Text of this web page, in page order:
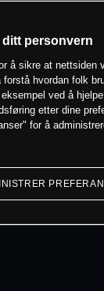
personvern
å sikre at nettsiden
hvordan folk
ved å
etter dine
for å